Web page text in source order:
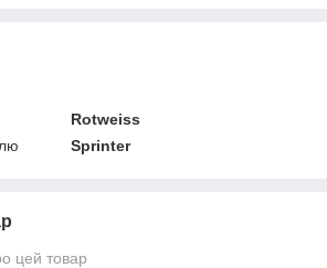
Rotweiss
Sprinter
цей товар